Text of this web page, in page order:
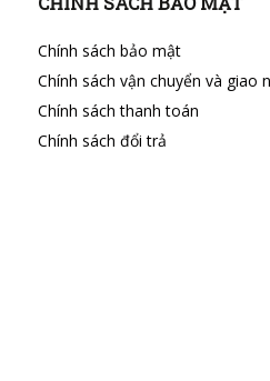
Chính sách bảo mật
Chính sách vận chuyển và giao
Chính sách thanh toán
Chính sách đổi trả